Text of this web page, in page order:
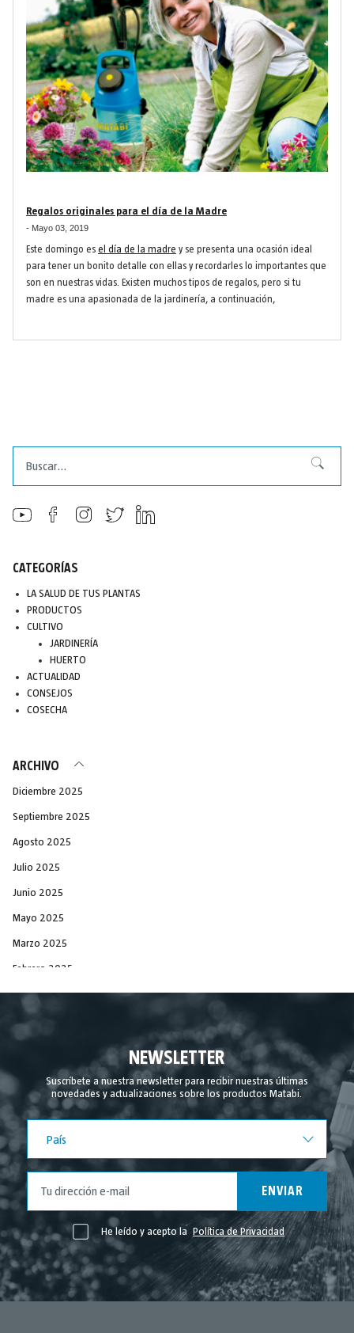
Regalos originales para el día de la Madre
- Mayo 03, 2019
Este domingo es el día de la madre y se presenta una ocasión ideal
para tener un bonito detalle con ellas y recordarles lo importantes que
son en nuestras vidas. Existen muchos tipos de regalos, pero si tu
madre es una apasionada de la jardinería, a continuación,
Buscar
CATEGORÍAS
LA SALUD DE TUS PLANTAS
PRODUCTOS
CULTIVO
JARDINERÍA
HUERTO
ACTUALIDAD
CONSEJOS
COSECHA
ARCHIVO
Diciembre 2025
Septiembre 2025
Agosto 2025
Julio 2025
Junio 2025
Mayo 2025
Marzo 2025
Febrero 2025
Diciembre 2024
Agosto 2024
Julio 2024
Junio 2024
Mayo 2024
Abril 2024
Marzo 2024
Febrero 2024
Noviembre 2023
Mayo 2023
Abril 2023
NEWSLETTER
Suscríbete a nuestra newsletter para recibir nuestras últimas
novedades y actualizaciones sobre los productos Matabi.
País
ENVIAR
He leído y acepto la Política de Privacidad